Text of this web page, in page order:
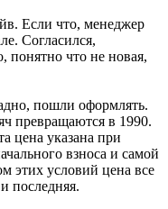
Если что, менеджер
Согласился,
понятно что не новая,
пошли оформлять.
превращаются в 1990.
цена указана при
взноса и самой
этих условий цена все
последняя.